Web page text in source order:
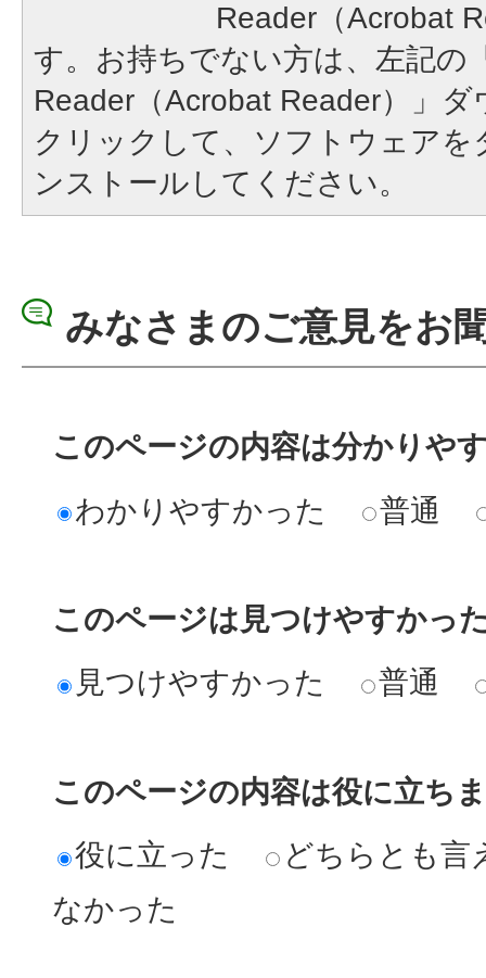
Reader（Acrobat
す。お持ちでない方は、左記の
Reader（Acrobat Reader）」
クリックして、ソフトウェア
ンストールしてください。
みなさまのご意見をお
このページの内容は分かりや
わかりやすかった
普通
このページは見つけやすかっ
見つけやすかった
普通
このページの内容は役に立ち
役に立った
どちらとも言
なかった